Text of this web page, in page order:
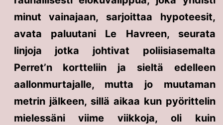
minut vainajaan, sarjoittaa hypoteesit,
avata paluutani Le Havreen, seurata
linjoja jotka johtivat poliisiasemalta
Perret’n kortteliin ja sieltä edelleen
aallonmurtajalle, mutta jo muutaman
metrin jälkeen, sillä aikaa kun pyörittelin
mielessäni viime viikkoja, oli kuin